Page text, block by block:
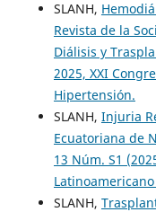
SLANH,
Revista de la
Diálisis y
2025, XXI
Hipertensión.
SLANH, Injuria
Ecuatoriana de
13 Núm. S1
SLANH,